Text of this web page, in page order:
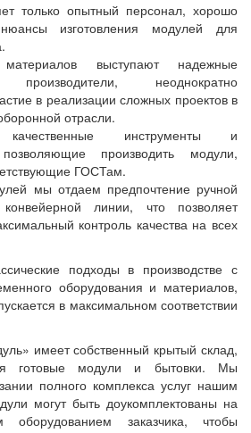
только опытный персонал, хорошо
изготовления модулей для
выступают надежные
производители, неоднократно
в реализации сложных проектов в
отрасли.
качественные инструменты и
производить модули,
ГОСТам.
мы отдаем предпочтение ручной
линии, что позволяет
контроль качества на всех
подходы в производстве с
оборудования и материалов,
в максимальном соответствии
имеет собственный крытый склад,
готовые модули и бытовки. Мы
полного комплекса услуг нашим
могут быть доукомплектованы на
оборудованием заказчика, чтобы